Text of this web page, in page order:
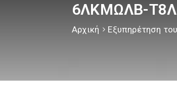
6ΛΚΜΩΛΒ-Τ8Λ
Αρχική Εξυπηρέτηση